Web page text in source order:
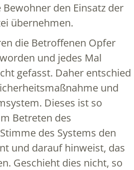
den Einsatz der
übernehmen.
die Betroffenen Opfer
und jedes Mal
gefasst. Daher entschied
und
Dieses ist so
Betreten des
des Systems den
und darauf hinweist, das
Geschieht dies nicht, so